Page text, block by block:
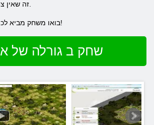
בואו משחק מביא לכם את ההנאה הצרופה!
שחק ב גורלה של